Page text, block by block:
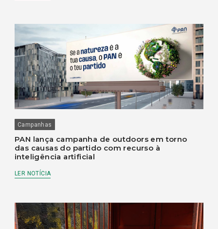
Campanhas
PAN lança campanha de outdoors em torno
das causas do partido com recurso à
inteligência artificial
LER NOTÍCIA